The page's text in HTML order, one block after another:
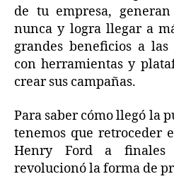
de tu empresa,
nunca y logra llegar a
grandes beneficios a
con herramientas y
crear sus campañas.
Para saber cómo llegó la
tenemos que retroceder
Henry Ford a
revolucionó la forma de